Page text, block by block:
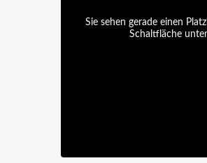
Sie sehen gerade einen
Schaltfläche